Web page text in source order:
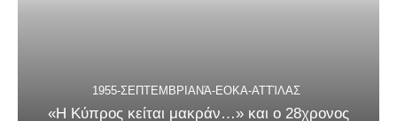
1955-ΣΕΠΤΕΜΒΡΙΑΝΆ-ΕΟΚΑ-ΑΤΤΊΛΑΣ
«Η Κύπρος κείται μακράν…» και ο 28χρονος